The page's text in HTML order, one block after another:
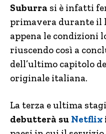
Suburra si è infatti
primavera durante il
appena le condizioni
riuscendo così a
dell’ultimo capitolo
originale italiana.
La terza e ultima
debutterà su Netflix